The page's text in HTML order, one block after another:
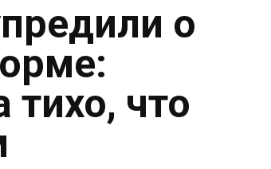
о
тихо, что